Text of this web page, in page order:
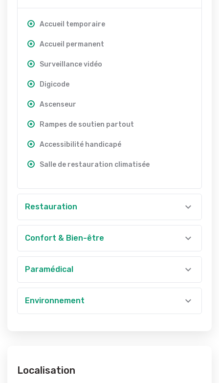
Accueil temporaire
Accueil permanent
Surveillance vidéo
Digicode
Ascenseur
Rampes de soutien partout
Accessibilité handicapé
Salle de restauration climatisée
Restauration
Confort & Bien-être
Paramédical
Environnement
Localisation